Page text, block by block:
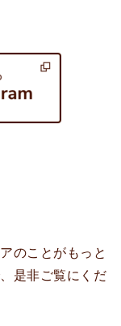
のことがもっと
是非ご覧にくだ